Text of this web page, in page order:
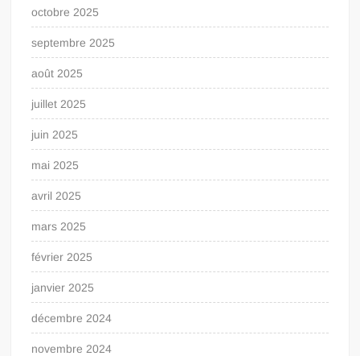
octobre 2025
septembre 2025
août 2025
juillet 2025
juin 2025
mai 2025
avril 2025
mars 2025
février 2025
janvier 2025
décembre 2024
novembre 2024